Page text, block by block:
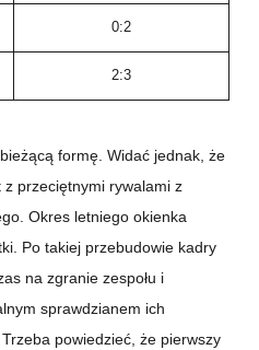
0:2
2:3
formę. Widać jednak, że
przeciętnymi rywalami z
Okres letniego okienka
Po takiej przebudowie kadry
na zgranie zespołu i
sprawdzianem ich
powiedzieć, że pierwszy